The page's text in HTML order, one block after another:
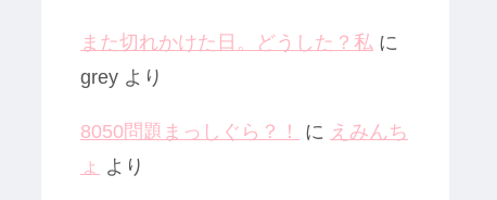
また切れかけた日。どうした？私 に
grey より
8050問題まっしぐら？！ に えみんち
ょ より